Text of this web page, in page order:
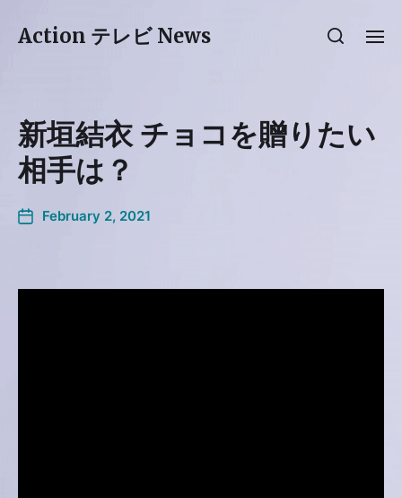
Action テレビ News
新垣結衣 チョコを贈りたい
相手は？
February 2, 2021